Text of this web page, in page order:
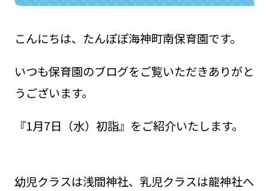
048-631-3721 お問い合わせ
こんにちは、たんぽぽ海神町南保育園です。
いつも保育園のブログをご覧いただきありがと
うございます。
『1月7日（水）初詣』をご紹介いたします。
幼児クラスは浅間神社、乳児クラスは龍神社へ